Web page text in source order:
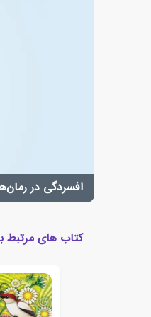
افسردگی در
کتاب های مرتبط